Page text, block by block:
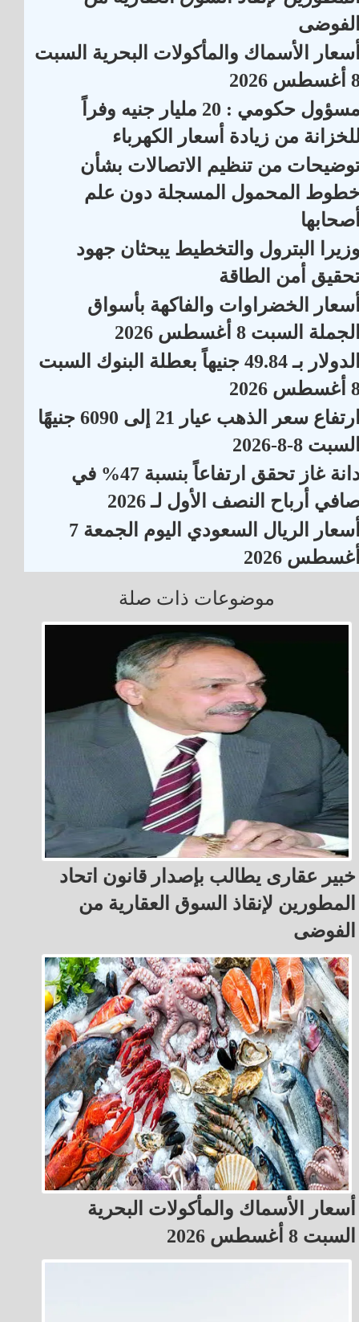
الأسماك والمأكولات البحرية السبت
2026
مسؤول حكومي : 20 مليار جنيه وفراً
من زيادة أسعار الكهرباء
من تنظيم الاتصالات بشأن
المحمول المسجلة دون علم
البترول والتخطيط يبحثان جهود
أمن الطاقة
الخضراوات والفاكهة بأسواق
السبت 8 أغسطس 2026
الدولار بـ 49.84 جنيهاً بعطلة البنوك السبت
2026
ارتفاع سعر الذهب عيار 21 إلى 6090 جنيهًا
8-8-2026
دانة غاز تحقق ارتفاعاً بنسبة 47% في
أرباح النصف الأول لـ 2026
أسعار الريال السعودي اليوم الجمعة 7
2026
موضوعات ذات صلة
خبير عقارى يطالب بإصدار قانون اتحاد
المطورين لإنقاذ السوق العقارية من
الفوضى
أسعار الأسماك والمأكولات البحرية
السبت 8 أغسطس 2026